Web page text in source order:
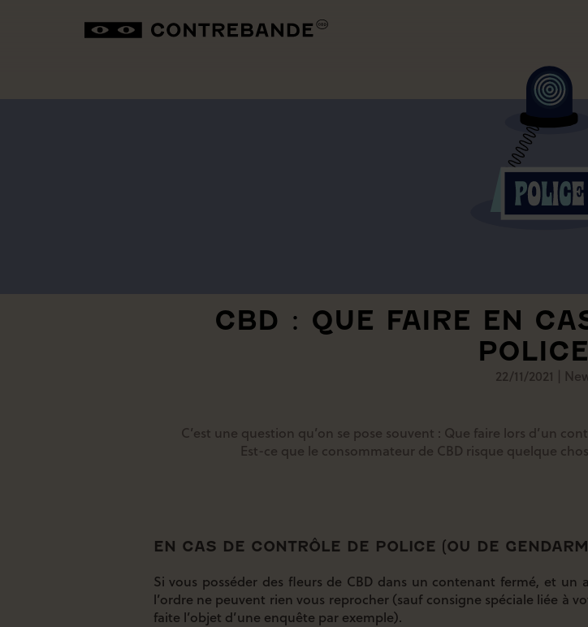
CBD : QUE FAIRE EN
22/11/2021 |
C’est une question qu’on se pose souvent : Que faire lors d’un
Est-ce que le consommateur de CBD risque quelque
EN CAS DE CONTRÔLE DE POLICE (OU DE
Si vous posséder des fleurs de CBD dans un contenant fermé, et
l’ordre ne peuvent rien vous reprocher (sauf consigne spéciale liée à
faite l’objet d’une enquête par exemple).